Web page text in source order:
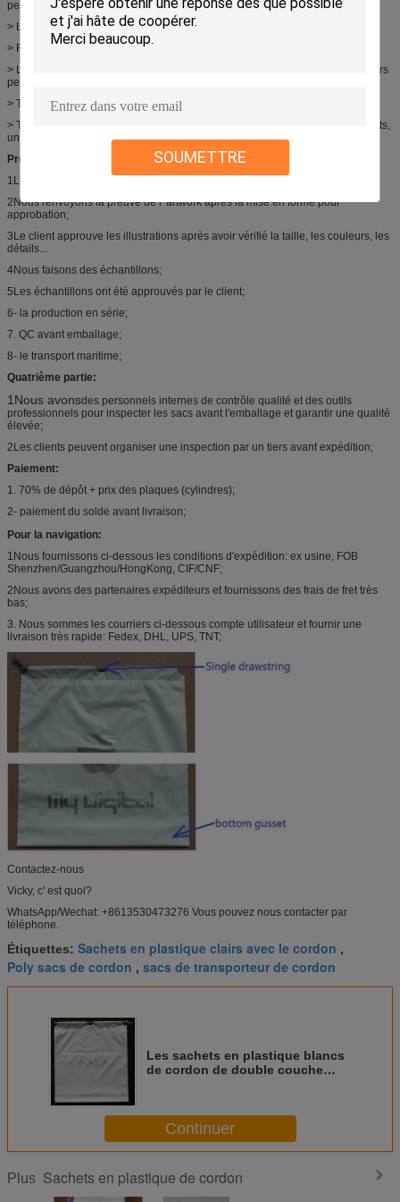
SOUMETTRE
personnalisé, simple ou double);
> Le fond est recouvert d'une coque pour augmenter la capacité du sac;
> Résistant à l'humidité, imperméable à l'eau;
> Le style, le matériau, l'épaisseur, le fil, la taille, le design, le logo, les couleurs
personnalisés sont acceptables
> Très agréable au toucher ou au toucher;
> Très beau sac pour faire du shopping, emporter des cadeaux, des vêtements,
un téléphone portable, un téléphone cellulaire
Processus de production:
1Le client fournit la conception ou les illustrations;
2Nous renvoyons la preuve de l' artwork après la mise en forme pour
approbation;
3Le client approuve les illustrations après avoir vérifié la taille, les couleurs, les
détails...
4Nous faisons des échantillons;
5Les échantillons ont été approuvés par le client;
6- la production en série;
7. QC avant emballage;
8- le transport maritime;
Quatrième partie:
1Nous avonsdes personnels internes de contrôle qualité et des outils
professionnels pour inspecter les sacs avant l'emballage et garantir une qualité
élevée;
2Les clients peuvent organiser une inspection par un tiers avant expédition;
Paiement:
1. 70% de dépôt + prix des plaques (cylindres);
2- paiement du solde avant livraison;
Pour la navigation:
1Nous fournissons ci-dessous les conditions d'expédition: ex usine, FOB
Shenzhen/Guangzhou/HongKong, CIF/CNF;
2Nous avons des partenaires expéditeurs et fournissons des frais de fret très
bas;
3. Nous sommes les courriers ci-dessous compte utilisateur et fournir une
livraison très rapide: Fedex, DHL, UPS, TNT;
Contactez-nous
Vicky, c' est quoi?
WhatsApp/Wechat: +8613530473276 Vous pouvez nous contacter par
téléphone.
Étiquettes: Sachets en plastique clairs avec le cordon ,
Poly sacs de cordon , sacs de transporteur de cordon
Les sachets en plastique blancs
de cordon de double couche
Continuer
Plus Sachets en plastique de cordon